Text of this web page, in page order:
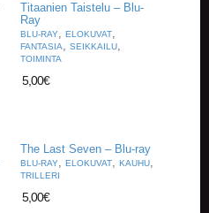
Titaanien Taistelu – Blu-
Ray
BLU-RAY, ELOKUVAT,
FANTASIA, SEIKKAILU,
TOIMINTA
5,00€
The Last Seven – Blu-ray
BLU-RAY, ELOKUVAT, KAUHU,
TRILLERI
5,00€